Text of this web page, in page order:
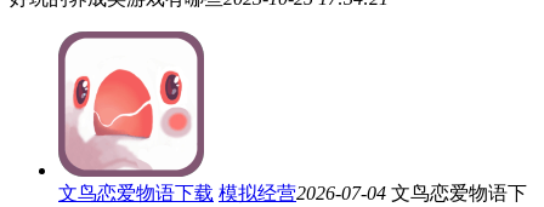
文鸟恋爱物语下载 模拟经营2026-07-04 文鸟恋爱物语下